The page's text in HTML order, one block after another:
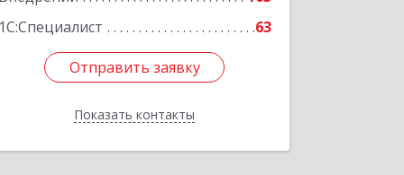
1С:Специалист
63
Отправить заявку
Показать контакты
Отправить заявку
Назад